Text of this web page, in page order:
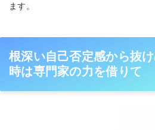
ます。
根深い自己否定感から抜
時は専門家の力を借りて